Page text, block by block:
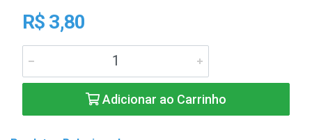
R$ 3,80
Adicionar ao Carrinho